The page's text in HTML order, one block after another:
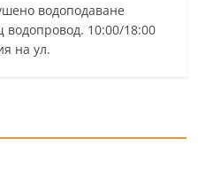
водоподаване
10:00/18:00
на ул.